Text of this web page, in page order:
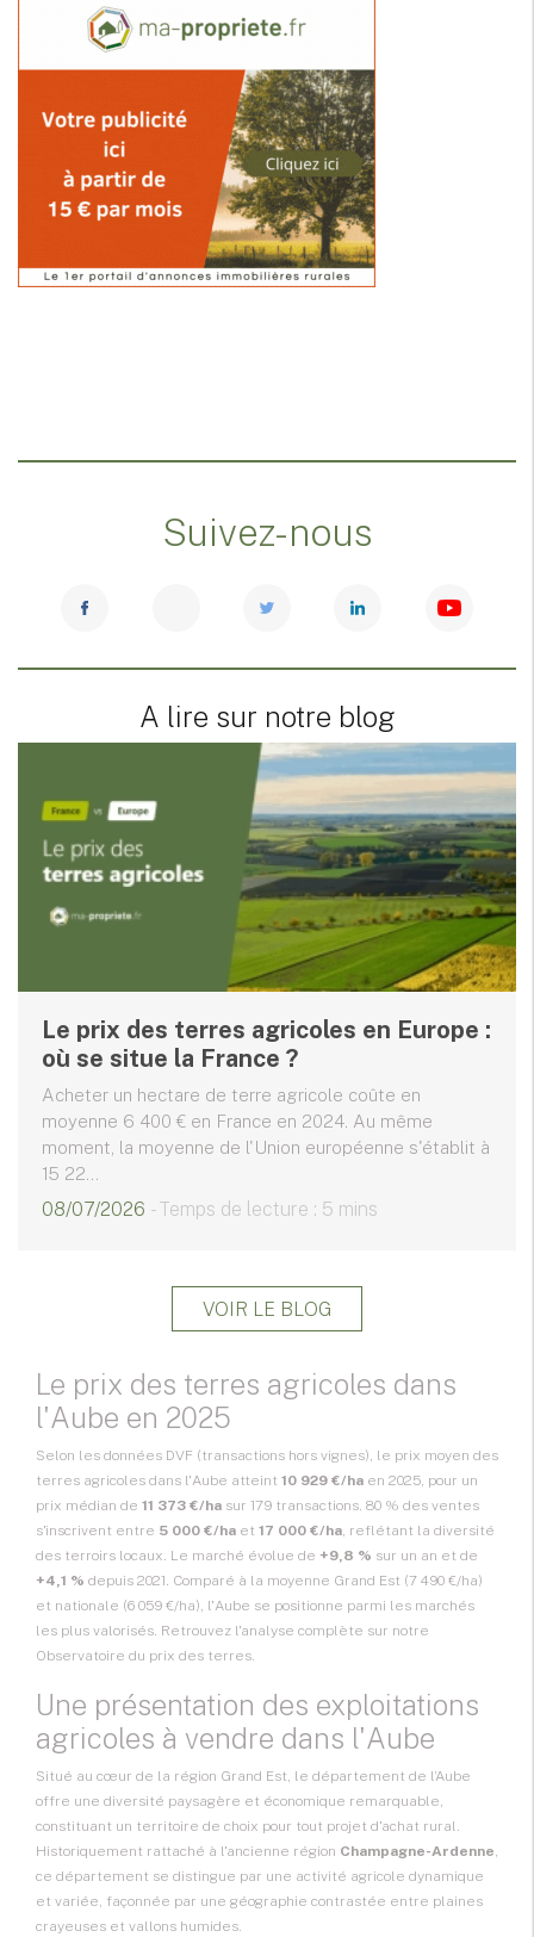
Suivez-nous
A lire sur notre blog
Le prix des terres agricoles en Europe :
où se situe la France ?
Acheter un hectare de terre agricole coûte en
moyenne 6 400 € en France en 2024. Au même
moment, la moyenne de l'Union européenne s'établit à
15 22...
08/07/2026 - Temps de lecture : 5 mins
VOIR LE BLOG
Le prix des terres agricoles dans
l'Aube en 2025
Selon les données DVF (transactions hors vignes), le prix moyen des
terres agricoles dans l'Aube atteint 10 929 €/ha en 2025, pour un
prix médian de 11 373 €/ha sur 179 transactions. 80 % des ventes
s'inscrivent entre 5 000 €/ha et 17 000 €/ha, reflétant la diversité
des terroirs locaux. Le marché évolue de +9,8 % sur un an et de
+4,1 % depuis 2021. Comparé à la moyenne Grand Est (7 490 €/ha)
et nationale (6 059 €/ha), l'Aube se positionne parmi les marchés
les plus valorisés. Retrouvez l'analyse complète sur notre
Observatoire du prix des terres.
Une présentation des exploitations
agricoles à vendre dans l'Aube
Situé au cœur de la région Grand Est, le département de l’Aube
offre une diversité paysagère et économique remarquable,
constituant un territoire de choix pour tout projet d'achat rural.
Historiquement rattaché à l'ancienne région Champagne-Ardenne,
ce département se distingue par une activité agricole dynamique
et variée, façonnée par une géographie contrastée entre plaines
crayeuses et vallons humides.